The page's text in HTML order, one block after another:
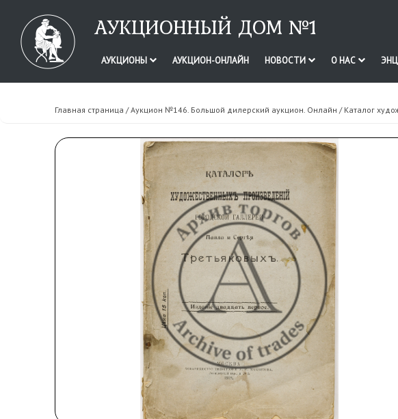
АУКЦИОННЫЙ ДОМ №1
АУКЦИОНЫ АУКЦИОН-ОНЛАЙН НОВОСТИ О НАС
Главная страница /Аукцион №146. Большой дилерский аукцион. Онлайн / Каталог